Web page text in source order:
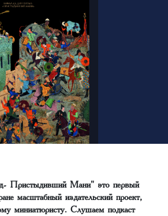
Пристыдивший Мани" это первый
масштабный издательский проект,
миниатюристу. Слушаем подкаст